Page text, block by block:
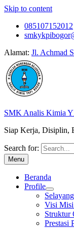
Skip to content
085107152012
Alamat: Jl. Achmad
SMK Analis Kimia
Siap Kerja, Disiplin,
Search for:
Menu
Beranda
Profile
Visi
Struktur
Prestasi